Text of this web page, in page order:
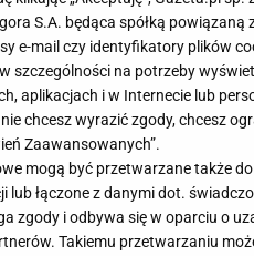
muszą
S.A. będąca spółką
e-mail czy identyfikatory plików
szczególności na potrzeby
aplikacjach i w Internecie lub
chcesz wyrazić zgody, chcesz
Zaawansowanych”.
mogą być przetwarzane także
lub łączone z danymi dot.
zgody i odbywa się w oparciu o
Takiemu przetwarzaniu